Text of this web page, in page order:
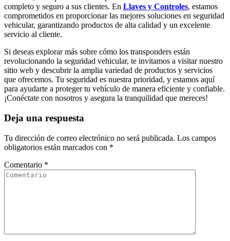
completo y seguro a sus clientes. En Llaves y Controles, estamos
comprometidos en proporcionar las mejores soluciones en seguridad
vehicular, garantizando productos de alta calidad y un excelente
servicio al cliente.
Si deseas explorar más sobre cómo los transponders están
revolucionando la seguridad vehicular, te invitamos a visitar nuestro
sitio web y descubrir la amplia variedad de productos y servicios
que ofrecemos. Tu seguridad es nuestra prioridad, y estamos aquí
para ayudarte a proteger tu vehículo de manera eficiente y confiable.
¡Conéctate con nosotros y asegura la tranquilidad que mereces!
Deja una respuesta
Tu dirección de correo electrónico no será publicada. Los campos
obligatorios están marcados con *
Comentario *